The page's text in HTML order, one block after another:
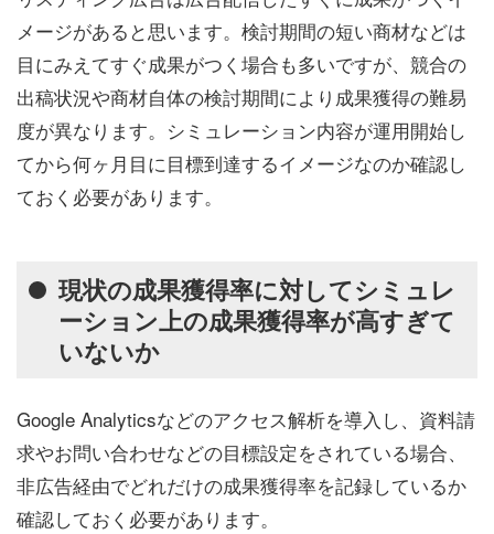
メージがあると思います。検討期間の短い商材などは
目にみえてすぐ成果がつく場合も多いですが、競合の
出稿状況や商材自体の検討期間により成果獲得の難易
度が異なります。シミュレーション内容が運用開始し
てから何ヶ月目に目標到達するイメージなのか確認し
ておく必要があります。
現状の成果獲得率に対してシミュレ
ーション上の成果獲得率が高すぎて
いないか
Google Analyticsなどのアクセス解析を導入し、資料請
求やお問い合わせなどの目標設定をされている場合、
非広告経由でどれだけの成果獲得率を記録しているか
確認しておく必要があります。